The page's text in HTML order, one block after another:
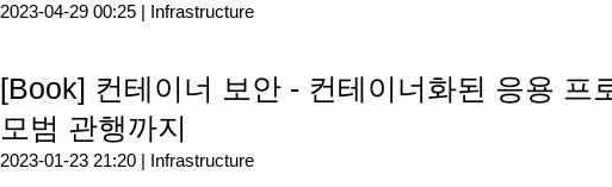
2023-04-29 00:25 | Infrastructure
[Book] 컨테이너 보안 - 컨테이너화된 응용
모범 관행까지
2023-01-23 21:20 | Infrastructure